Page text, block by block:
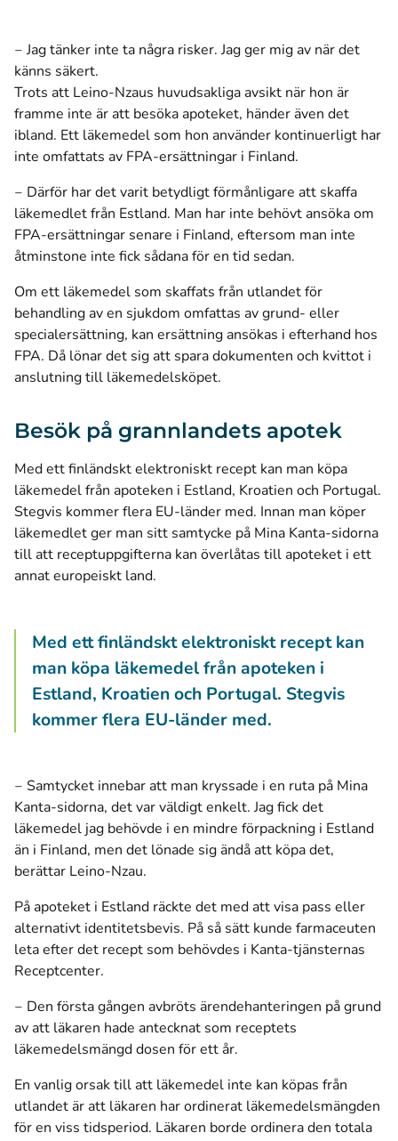
‒ Jag tänker inte ta några risker. Jag ger mig av när det
känns säkert.
Trots att Leino-Nzaus huvudsakliga avsikt när hon är
framme inte är att besöka apoteket, händer även det
ibland. Ett läkemedel som hon använder kontinuerligt har
inte omfattats av FPA-ersättningar i Finland.
‒ Därför har det varit betydligt förmånligare att skaffa
läkemedlet från Estland. Man har inte behövt ansöka om
FPA-ersättningar senare i Finland, eftersom man inte
åtminstone inte fick sådana för en tid sedan.
Om ett läkemedel som skaffats från utlandet för
behandling av en sjukdom omfattas av grund- eller
specialersättning, kan ersättning ansökas i efterhand hos
FPA. Då lönar det sig att spara dokumenten och kvittot i
anslutning till läkemedelsköpet.
Besök på grannlandets apotek
Med ett finländskt elektroniskt recept kan man köpa
läkemedel från apoteken i Estland, Kroatien och Portugal.
Stegvis kommer flera EU-länder med. Innan man köper
läkemedlet ger man sitt samtycke på Mina Kanta-sidorna
till att receptuppgifterna kan överlåtas till apoteket i ett
annat europeiskt land.
Med ett finländskt elektroniskt recept kan
man köpa läkemedel från apoteken i
Estland, Kroatien och Portugal. Stegvis
kommer flera EU-länder med.
‒ Samtycket innebar att man kryssade i en ruta på Mina
Kanta-sidorna, det var väldigt enkelt. Jag fick det
läkemedel jag behövde i en mindre förpackning i Estland
än i Finland, men det lönade sig ändå att köpa det,
berättar Leino-Nzau.
På apoteket i Estland räckte det med att visa pass eller
alternativt identitetsbevis. På så sätt kunde farmaceuten
leta efter det recept som behövdes i Kanta-tjänsternas
Receptcenter.
‒ Den första gången avbröts ärendehanteringen på grund
av att läkaren hade antecknat som receptets
läkemedelsmängd dosen för ett år.
En vanlig orsak till att läkemedel inte kan köpas från
utlandet är att läkaren har ordinerat läkemedelsmängden
för en viss tidsperiod. Läkaren borde ordinera den totala